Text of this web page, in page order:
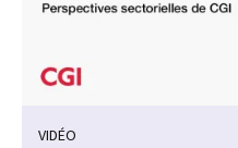
VIDÉO